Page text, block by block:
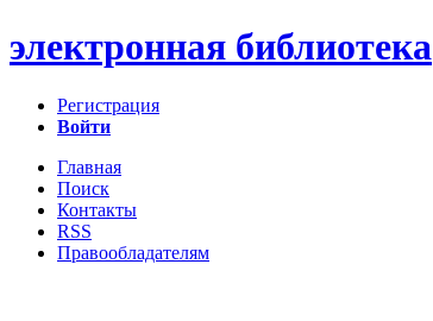
электронная библиотека
Регистрация
Войти
Главная
Поиск
Контакты
RSS
Правообладателям